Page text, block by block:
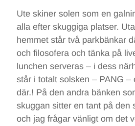
Ute skiner solen som en
alla efter skuggiga platser.
hemmet står två parkbänkar
och filosofera och tänka på
lunchen serveras – i dess
står i totalt solsken – PANG –
där.! På den andra bänken
skuggan sitter en tant på den
och jag frågar vänligt om det